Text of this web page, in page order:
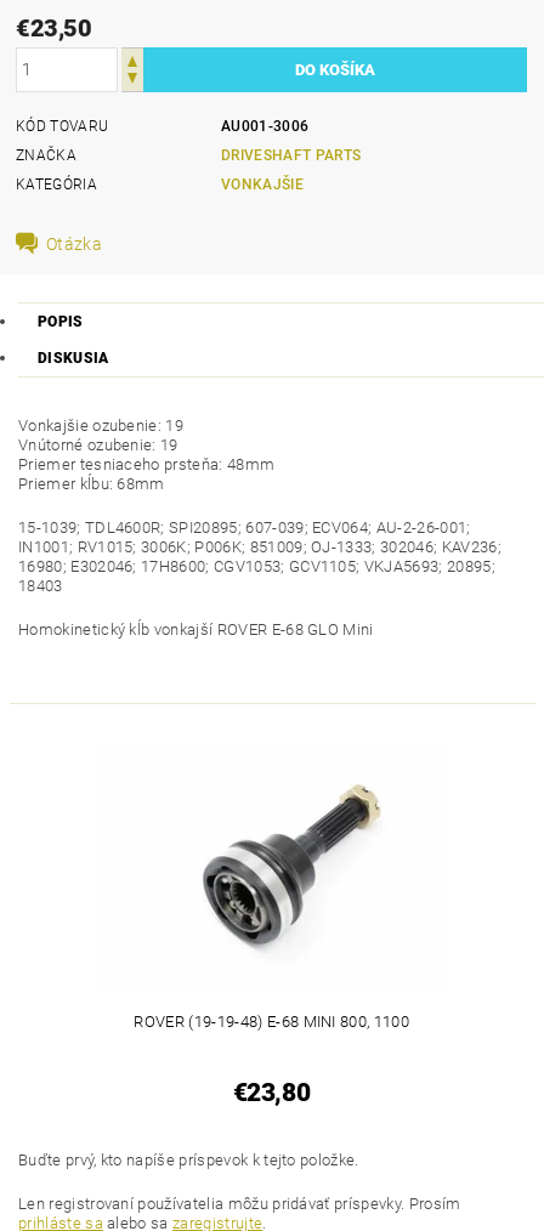
€23,50
KÓD TOVARU
AU001-3006
ZNAČKA
DRIVESHAFT PARTS
KATEGÓRIA
VONKAJŠIE
Otázka
POPIS
DISKUSIA
Vonkajšie ozubenie: 19
Vnútorné ozubenie: 19
Priemer tesniaceho prsteňa: 48mm
Priemer kĺbu: 68mm
15-1039; TDL4600R; SPI20895; 607-039; ECV064; AU-2-26-001;
IN1001; RV1015; 3006K; P006K; 851009; OJ-1333; 302046; KAV236;
16980; E302046; 17H8600; CGV1053; GCV1105; VKJA5693; 20895;
18403
Homokinetický kĺb vonkajší ROVER E-68 GLO Mini
ROVER (19-19-48) E-68 MINI 800, 1100
€23,80
Buďte prvý, kto napíše príspevok k tejto položke.
Len registrovaní používatelia môžu pridávať príspevky. Prosím
prihláste sa alebo sazaregistrujte.